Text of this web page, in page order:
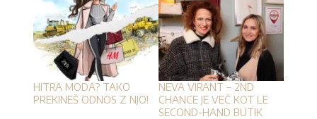
HITRA MODA? TAKO
PREKINEŠ ODNOS Z NJO!
NEVA VIRANT – 2ND
CHANCE JE VEČ KOT LE
SECOND-HAND BUTIK